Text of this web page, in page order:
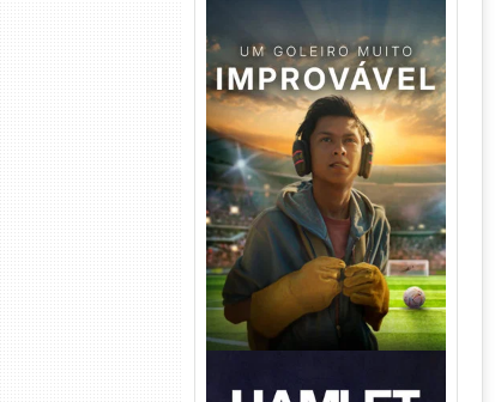
Um Goleiro Muito Improvável
Torrent (2026) WEB-DL 1080p
Dual Áudio